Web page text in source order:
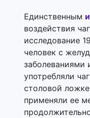
Единственным
воздействия
исследование
человек с
заболеваниями
употребляли
столовой
применяли ее